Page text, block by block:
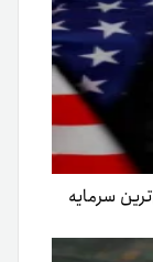
سرمایه